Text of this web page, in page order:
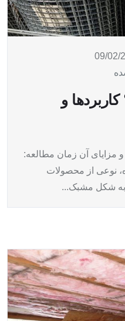
09/02/
و
آن زمان مطالعه:
نوعی از محصولات
به شکل مشبک...